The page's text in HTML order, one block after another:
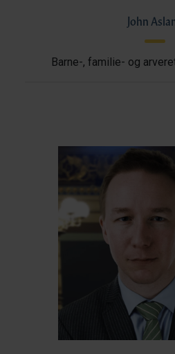
John
Barne-, familie- og